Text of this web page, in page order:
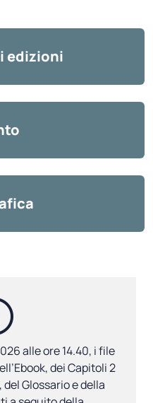
edizioni
alle ore 14.40, i file
dei Capitoli 2
Glossario e della